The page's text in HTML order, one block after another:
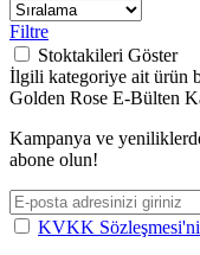
Filtre
Stoktakileri Göster
İlgili kategoriye ait ürün
Golden Rose E-Bülten
Kampanya ve
abone olun!
KVKK Sözleşmesi'ni